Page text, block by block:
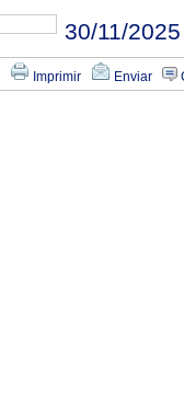
30/11/2025
Imprimir Enviar